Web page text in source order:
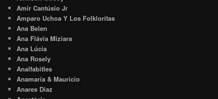
Amir Cantúsio Jr
Amparo Uchoa Y Los Folkloritas
Ana Belen
Ana Flávia Miziara
Ana Lúcia
Ana Rosely
Analfabitles
Anamaria & Maurício
Anares Diaz